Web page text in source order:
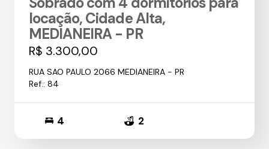
locação, Cidade Alta,
MEDIANEIRA - PR
R$ 3.300,00
RUA SAO PAULO 2066 MEDIANEIRA - PR
Ref.: 84
4 2